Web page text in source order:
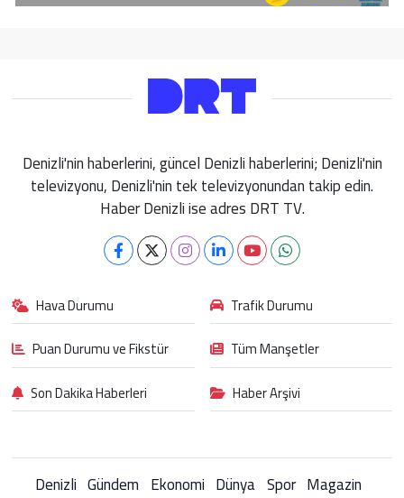
Denizli'nin haberlerini, güncel Denizli haberlerini; Denizli'nin
televizyonu, Denizli'nin tek televizyonundan takip edin.
Haber Denizli ise adres DRT TV.
Hava Durumu
Trafik Durumu
Puan Durumu ve Fikstür
Tüm Manşetler
Son Dakika Haberleri
Haber Arşivi
Denizli Gündem Ekonomi Dünya Spor Magazin